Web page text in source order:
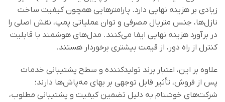
زیادی بر هزینه نهایی دارد. پارامترهایی همچون کیفیت ساخت
نازل‌ها، جنس متریال مصرفی و توان عملیاتی پمپ، نقش اصلی را
در برآورد هزینه نهایی ایفا می‌کنند. مدل‌های هوشمند با قابلیت
کنترل از راه دور، از قیمت بیشتری برخوردار هستند.
علاوه بر این، اعتبار برند تولیدکننده و سطح پشتیبانی خدمات
پس از فروش، تأثیر قابل توجهی بر بهای مه‌پاش‌ها دارند؛
شرکت‌های خوشنام به دلیل تضمین کیفیت و پشتیبانی مطلوب،